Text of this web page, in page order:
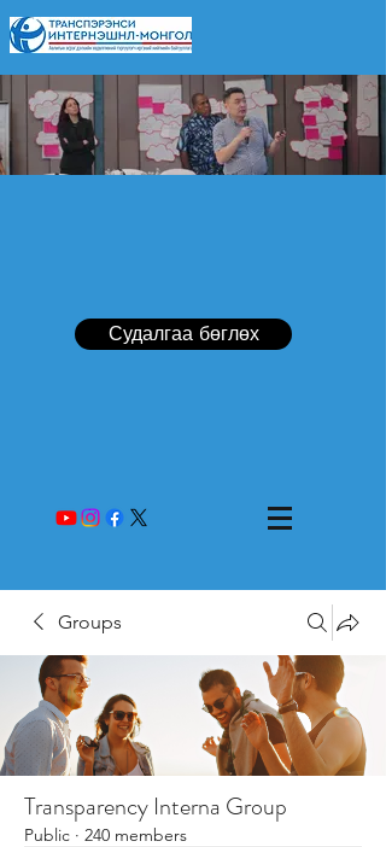
Судалгаа бөглөх
Groups
Transparency Interna Group
Public · 240 members